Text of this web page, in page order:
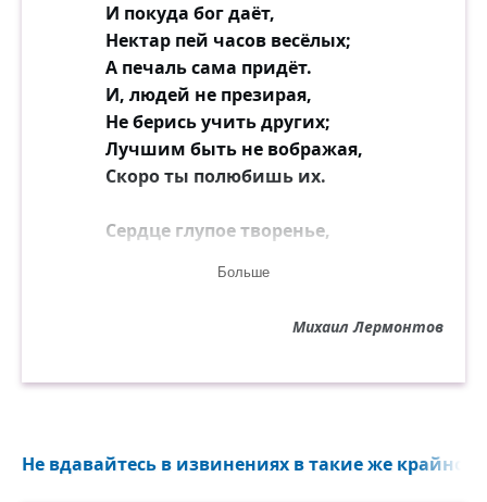
И покуда бог даёт,
Нектар пей часов весёлых;
А печаль сама придёт.
И, людей не презирая,
Не берись учить других;
Лучшим быть не вображая,
Скоро ты полюбишь их.
Сердце глупое творенье,
И безумное волненье
Беден, кто, судьбы в ненастье
Наконец находит счастье,
Больше
Михаил Лермонтов
Не вдавайтесь в извинениях в такие же